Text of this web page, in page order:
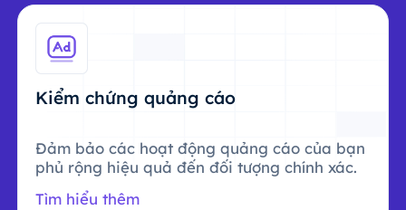
Kiểm chứng quảng cáo
Đảm bảo các hoạt động quảng cáo của bạn
phủ rộng hiệu quả đến đối tượng chính xác.
Tìm hiểu thêm